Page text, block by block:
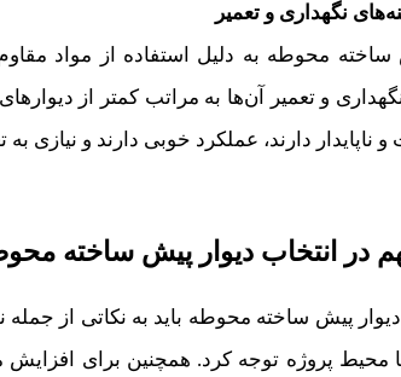
نگهداری و تعمیر
ساخته محوطه به دلیل استفاده از مواد
و تعمیر آن‌ها به مراتب کمتر از
دارند، عملکرد خوبی دارند و نیازی به
در انتخاب دیوار پیش ساخته
دیوار پیش ساخته محوطه باید به نکاتی از
محیط پروژه توجه کرد. همچنین برای افزایش